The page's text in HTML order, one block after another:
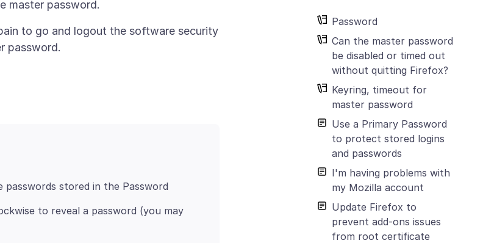
Password
Can the master password
be disabled or timed out
without quitting Firefox?
Keyring, timeout for
master password
Use a Primary Password
to protect stored logins
and passwords
I'm having problems with
my Mozilla account
Update Firefox to
prevent add-ons issues
from root certificate
to go and logout the software security
stored in the Password
to reveal a password (you may